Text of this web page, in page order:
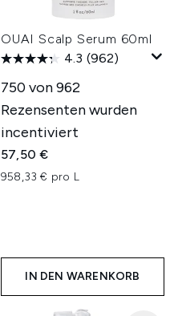
OUAI Scalp Serum 60ml
4.3 (962)
750 von 962
Rezensenten wurden
incentiviert
57,50 €
958,33 € pro L
IN DEN WARENKORB